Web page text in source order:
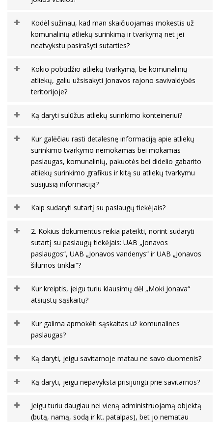
Kodėl sužinau, kad man skaičiuojamas mokestis už
komunalinių atliekų surinkimą ir tvarkymą net jei
neatvykstu pasirašyti sutarties?
Kokio pobūdžio atliekų tvarkymą, be komunalinių
atliekų, galiu užsisakyti Jonavos rajono savivaldybės
teritorijoje?
Ką daryti sulūžus atliekų surinkimo konteineriui?
Kur galėčiau rasti detalesnę informaciją apie atliekų
surinkimo tvarkymo nemokamas bei mokamas
paslaugas, komunalinių, pakuotės bei didelio gabarito
atliekų surinkimo grafikus ir kitą su atliekų tvarkymu
susijusią informaciją?
Kaip sudaryti sutartį su paslaugų tiekėjais?
2. Kokius dokumentus reikia pateikti, norint sudaryti
sutartį su paslaugų tiekėjais: UAB „Jonavos
paslaugos“, UAB „Jonavos vandenys“ ir UAB „Jonavos
šilumos tinklai“?
Kur kreiptis, jeigu turiu klausimų dėl „Moki Jonava“
atsiųstų sąskaitų?
Kur galima apmokėti sąskaitas už komunalines
paslaugas?
Ką daryti, jeigu savitarnoje matau ne savo duomenis?
Ką daryti, jeigu nepavyksta prisijungti prie savitarnos?
Jeigu turiu daugiau nei vieną administruojamą objektą
(butą, namą, sodą ir kt. patalpas), bet jo nematau